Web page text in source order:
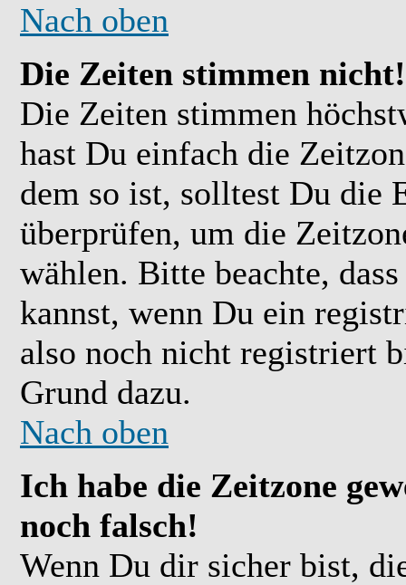
Nach oben
Die Zeiten stimmen nicht!
Die Zeiten stimmen
hast Du einfach die
dem so ist, solltest Du die
überprüfen, um die
wählen. Bitte beachte,
kannst, wenn Du ein
also noch nicht registriert
Grund dazu.
Nach oben
Ich habe die Zeitzone
noch falsch!
Wenn Du dir sicher bist,